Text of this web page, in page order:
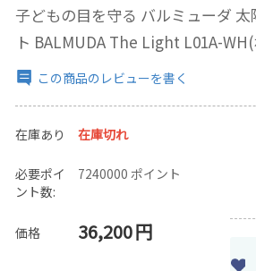
子どもの目を守る バルミューダ
ト BALMUDA The Light L01A-
この商品のレビューを書く
在庫あり 在庫切れ
必要ポイ
ント数:
7240000 ポイント
価格 36,200円